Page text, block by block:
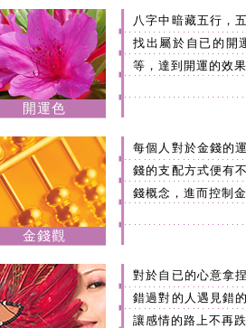
開運色
八字中暗藏五行，
找出屬於自已的開
等，達到開運的效
金錢觀
每個人對於金錢的
錢的支配方式便有
錢概念，進而控制
對於自已的心意拿
錯過對的人遇見錯
讓感情的路上不再